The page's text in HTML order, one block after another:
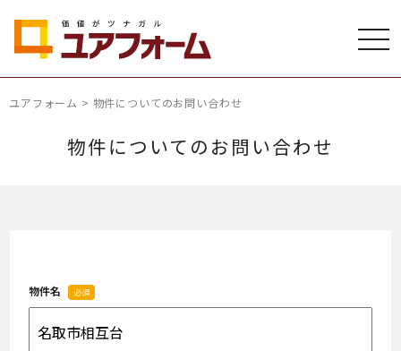
ユアフォーム > 物件についてのお問い合わせ
物件についてのお問い合わせ
物件名 必須